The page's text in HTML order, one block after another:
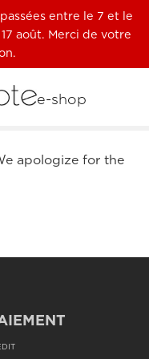
entre le 7 et le
août. Merci de votre
e-shop
apologize for the